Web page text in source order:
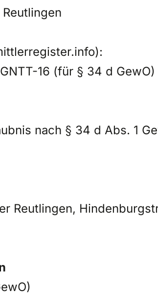
16 (für § 34 d GewO)
nach § 34 d Abs. 1
Reutlingen,